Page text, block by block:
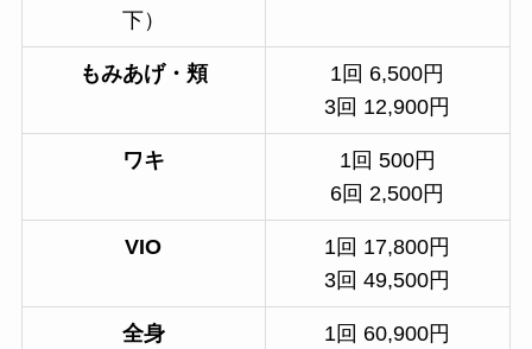
下）
もみあげ・頬
1回 6,500円
3回 12,900円
ワキ
1回 500円
6回 2,500円
VIO
1回 17,800円
3回 49,500円
全身
1回 60,900円